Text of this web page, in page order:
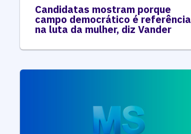
Candidatas mostram porque
campo democrático é referência
na luta da mulher, diz Vander